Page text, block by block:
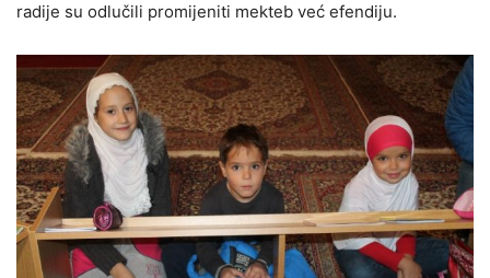
radije su odlučili promijeniti mekteb već efendiju.